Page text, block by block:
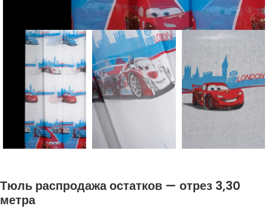
Тюль распродажа остатков — отрез 3,30
метра